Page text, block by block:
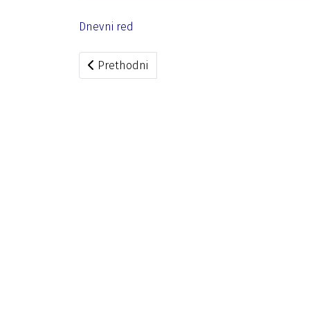
Dnevni red
Prethodni članak: Saziv za 104. sjednicu
Prethodni